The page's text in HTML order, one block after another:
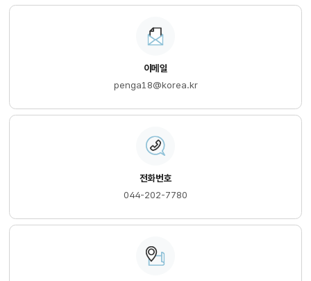
이메일
penga18@korea.kr
전화번호
044-202-7780